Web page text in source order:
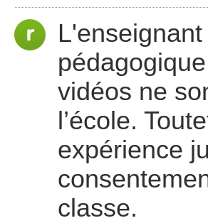
vidéos ne
l’école.
expérience
classe.